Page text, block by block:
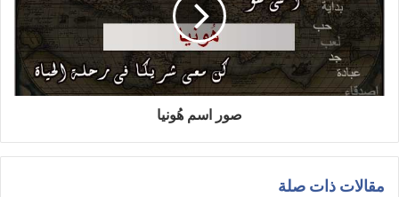
صور اسم هُونيا
مقالات ذات صلة